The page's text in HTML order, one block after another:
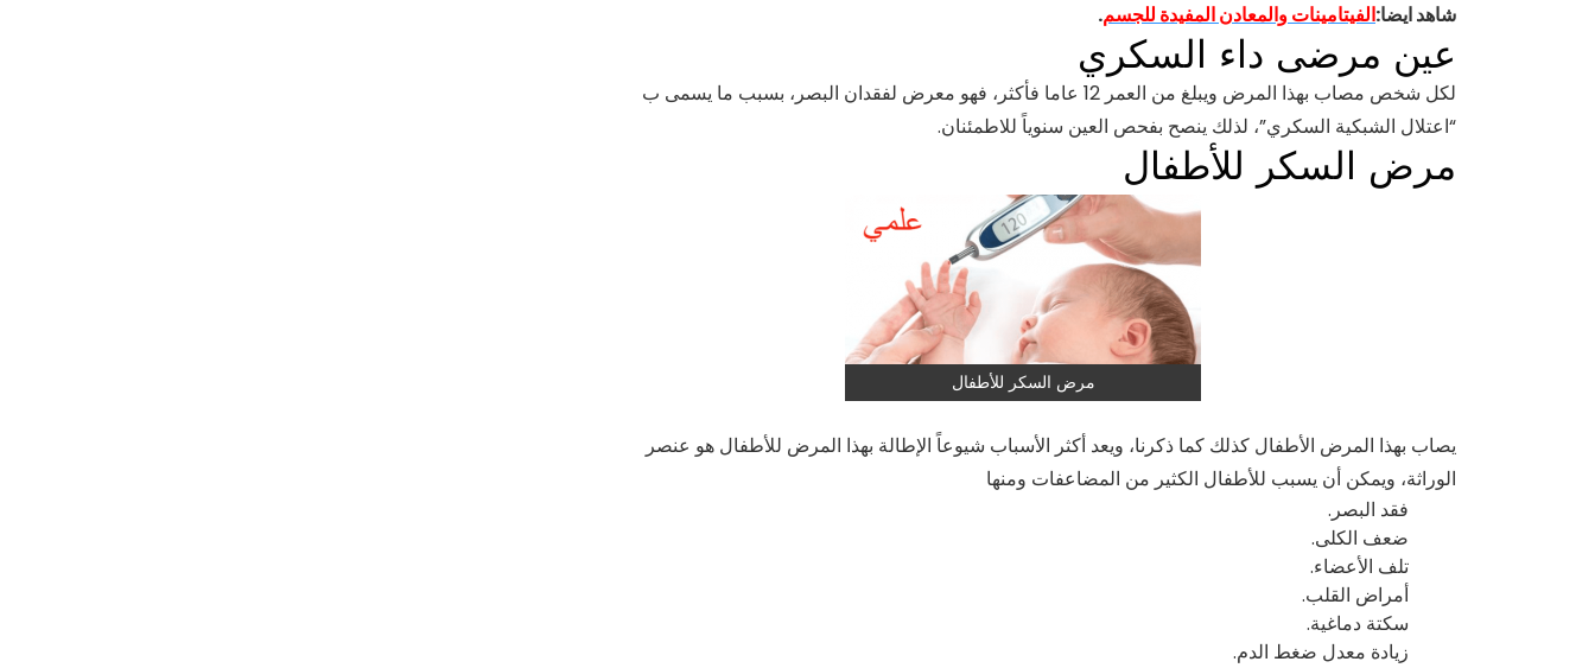
شاهد ايضا:الفيتامينات والمعادن المفيدة للجسم.
عين مرضى داء السكري
لكل شخص مصاب بهذا المرض ويبلغ من العمر 12 عاما فأكثر، فهو معرض لفقدان البصر، بسبب ما يسمى ب
“اعتلال الشبكية السكري”، لذلك ينصح بفحص العين سنوياً للاطمئنان.
مرض السكر للأطفال
مرض السكر للأطفال
يصاب بهذا المرض الأطفال كذلك كما ذكرنا، ويعد أكثر الأسباب شيوعاً الإطالة بهذا المرض للأطفال هو عنصر
الوراثة، ويمكن أن يسبب للأطفال الكثير من المضاعفات ومنها
فقد البصر.
ضعف الكلى.
تلف الأعضاء.
أمراض القلب.
سكتة دماغية.
زيادة معدل ضغط الدم.